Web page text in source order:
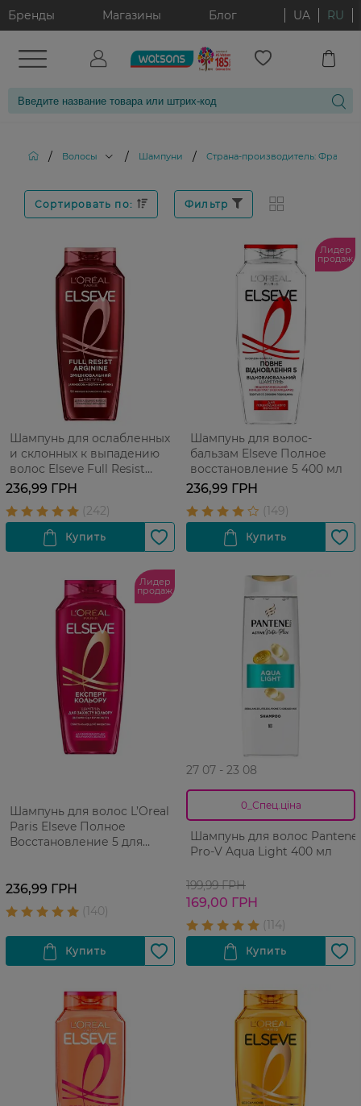
Бренды Магазины Блог UA RU
/ Волосы / Шампуни / Страна-производитель: Франція
Сортировать по: Фильтр
Шампунь для ослабленных
и склонных к выпадению
волос Elseve Full Resist
Arginine+Aminexil 400 мл
236,99 ГРН
Лидер
продаж
Шампунь для волос-
бальзам Elseve Полное
восстановление 5 400 мл
236,99 ГРН
Лидер
продаж
Шампунь для волос L’Oreal
Paris Elseve Полное
Восстановление 5 для
236,99 ГРН
27 07 - 23 08
0_Спец.ціна
Шампунь для волос Pantene
Pro-V Aqua Light 400 мл
199,99 ГРН
169,00 ГРН